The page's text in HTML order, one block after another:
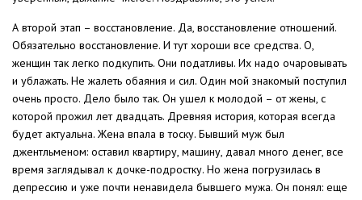
А второй этап – восстановление. Да, восстановление отношений.
Обязательно восстановление. И тут хороши все средства. О,
женщин так легко подкупить. Они податливы. Их надо очаровывать
и ублажать. Не жалеть обаяния и сил. Один мой знакомый поступил
очень просто. Дело было так. Он ушел к молодой – от жены, с
которой прожил лет двадцать. Древняя история, которая всегда
будет актуальна. Жена впала в тоску. Бывший муж был
джентльменом: оставил квартиру, машину, давал много денег, все
время заглядывал к дочке-подростку. Но жена погрузилась в
депрессию и уже почти ненавидела бывшего мужа. Он понял: еще